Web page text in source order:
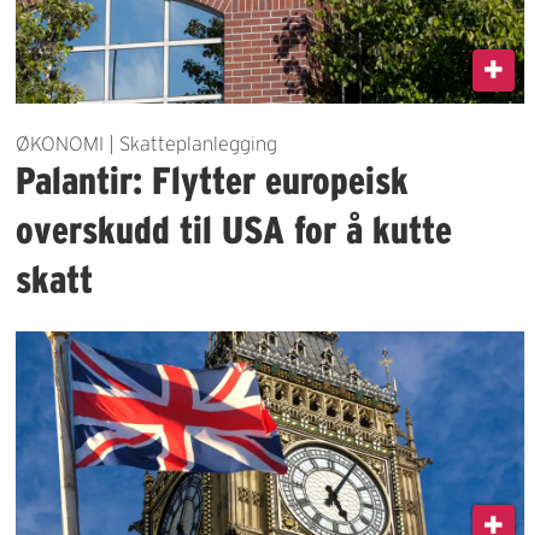
ØKONOMI | Skatteplanlegging
Palantir: Flytter europeisk
overskudd til USA for å kutte
skatt